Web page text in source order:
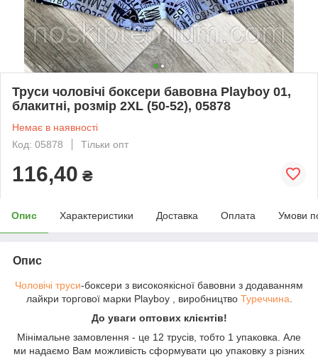
Труси чоловічі боксери бавовна Playboy 01,
блакитні, розмір 2XL (50-52), 05878
Немає в наявності
Код: 05878
Тільки опт
116,40 ₴
Опис Характеристики Доставка Оплата Умови
Опис
Чоловічі труси-боксери з високоякісної бавовни з додаванням
лайкри торгової марки Playboy , виробництво Туреччина
До уваги оптових клієнтів!
Мінімальне замовлення - це 12 трусів, тобто 1 упаковка. Але
ми надаємо Вам можливість сформувати цю упаковку з різних